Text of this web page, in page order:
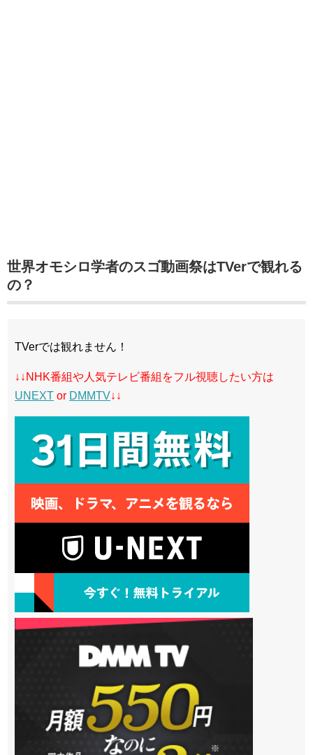
世界オモシロ学者のスゴ動画祭はTVerで観れる
の？
TVerでは観れません！
↓↓NHK番組や人気テレビ番組をフル視聴したい方は
UNEXT or DMMTV↓↓